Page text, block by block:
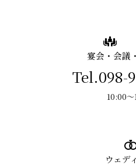
宴会・会議
Tel.098-
10:00
ウェデ